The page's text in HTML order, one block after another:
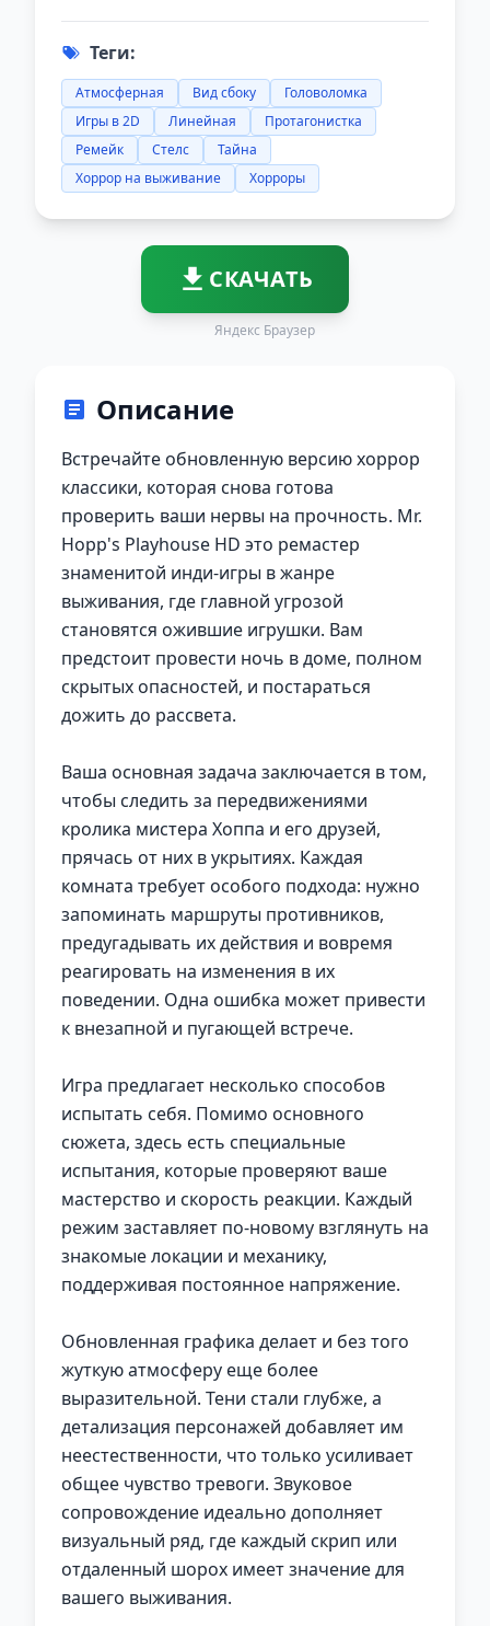
Теги:
Атмосферная Вид сбоку
Головоломка
Игры в 2D
Линейная
Протагонистка
Ремейк
Стелс
Тайна
Хоррор на выживание
Хорроры
СКАЧАТЬ
Яндекс Браузер
Описание
Встречайте обновленную версию хоррор
классики, которая снова готова
проверить ваши нервы на прочность. Mr.
Hopp's Playhouse HD это ремастер
знаменитой инди-игры в жанре
выживания, где главной угрозой
становятся ожившие игрушки. Вам
предстоит провести ночь в доме, полном
скрытых опасностей, и постараться
дожить до рассвета.
Ваша основная задача заключается в том,
чтобы следить за передвижениями
кролика мистера Хоппа и его друзей,
прячась от них в укрытиях. Каждая
комната требует особого подхода: нужно
запоминать маршруты противников,
предугадывать их действия и вовремя
реагировать на изменения в их
поведении. Одна ошибка может привести
к внезапной и пугающей встрече.
Игра предлагает несколько способов
испытать себя. Помимо основного
сюжета, здесь есть специальные
испытания, которые проверяют ваше
мастерство и скорость реакции. Каждый
режим заставляет по-новому взглянуть на
знакомые локации и механику,
поддерживая постоянное напряжение.
Обновленная графика делает и без того
жуткую атмосферу еще более
выразительной. Тени стали глубже, а
детализация персонажей добавляет им
неестественности, что только усиливает
общее чувство тревоги. Звуковое
сопровождение идеально дополняет
визуальный ряд, где каждый скрип или
отдаленный шорох имеет значение для
вашего выживания.